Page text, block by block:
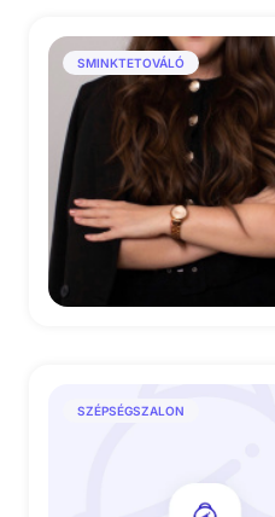
SMINKTETOVÁLÓ
SZÉPSÉGSZALON